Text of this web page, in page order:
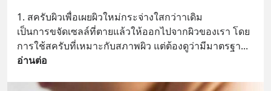
1. สครับผิวเพื่อเผยผิวใหม่กระจ่างใสกว่าาเดิม
เป็นการขจัดเซลล์ที่ตายแล้วให้ออกไปจากผิวของเรา โดย
การใช้สครับที่เหมาะกับสภาพผิว แต่ต้องดูว่ามีมาตรฐา
อ่านต่อ